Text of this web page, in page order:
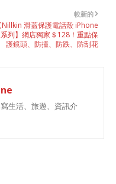
較新的
Nillkin 滑蓋保護電話殼 iPhone
列】網店獨家＄128！重點保
護鏡頭、防撞、防跌、防刮花
生活、旅遊、資訊介